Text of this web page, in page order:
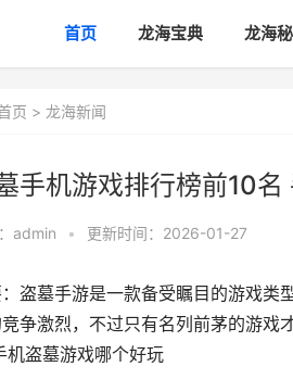
首页 龙海宝典 龙海
页 > 龙海新闻
手机游戏排行榜前10
admin • 更新时间：2026-01-27
盗墓手游是一款备受瞩目的游戏类
争激烈，不过只有名列前茅的游戏
机盗墓游戏哪个好玩